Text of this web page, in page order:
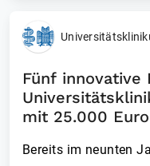
Fünf innovative
mit 25.000
Bereits im neunten